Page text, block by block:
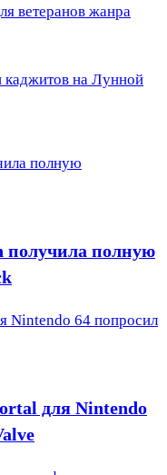
ветеранов жанра
на Лунной
полную
получила полную
Nintendo 64 попросил
для Nintendo